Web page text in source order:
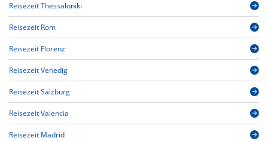
Reisezeit Thessaloniki
Reisezeit Rom
Reisezeit Florenz
Reisezeit Venedig
Reisezeit Salzburg
Reisezeit Valencia
Reisezeit Madrid